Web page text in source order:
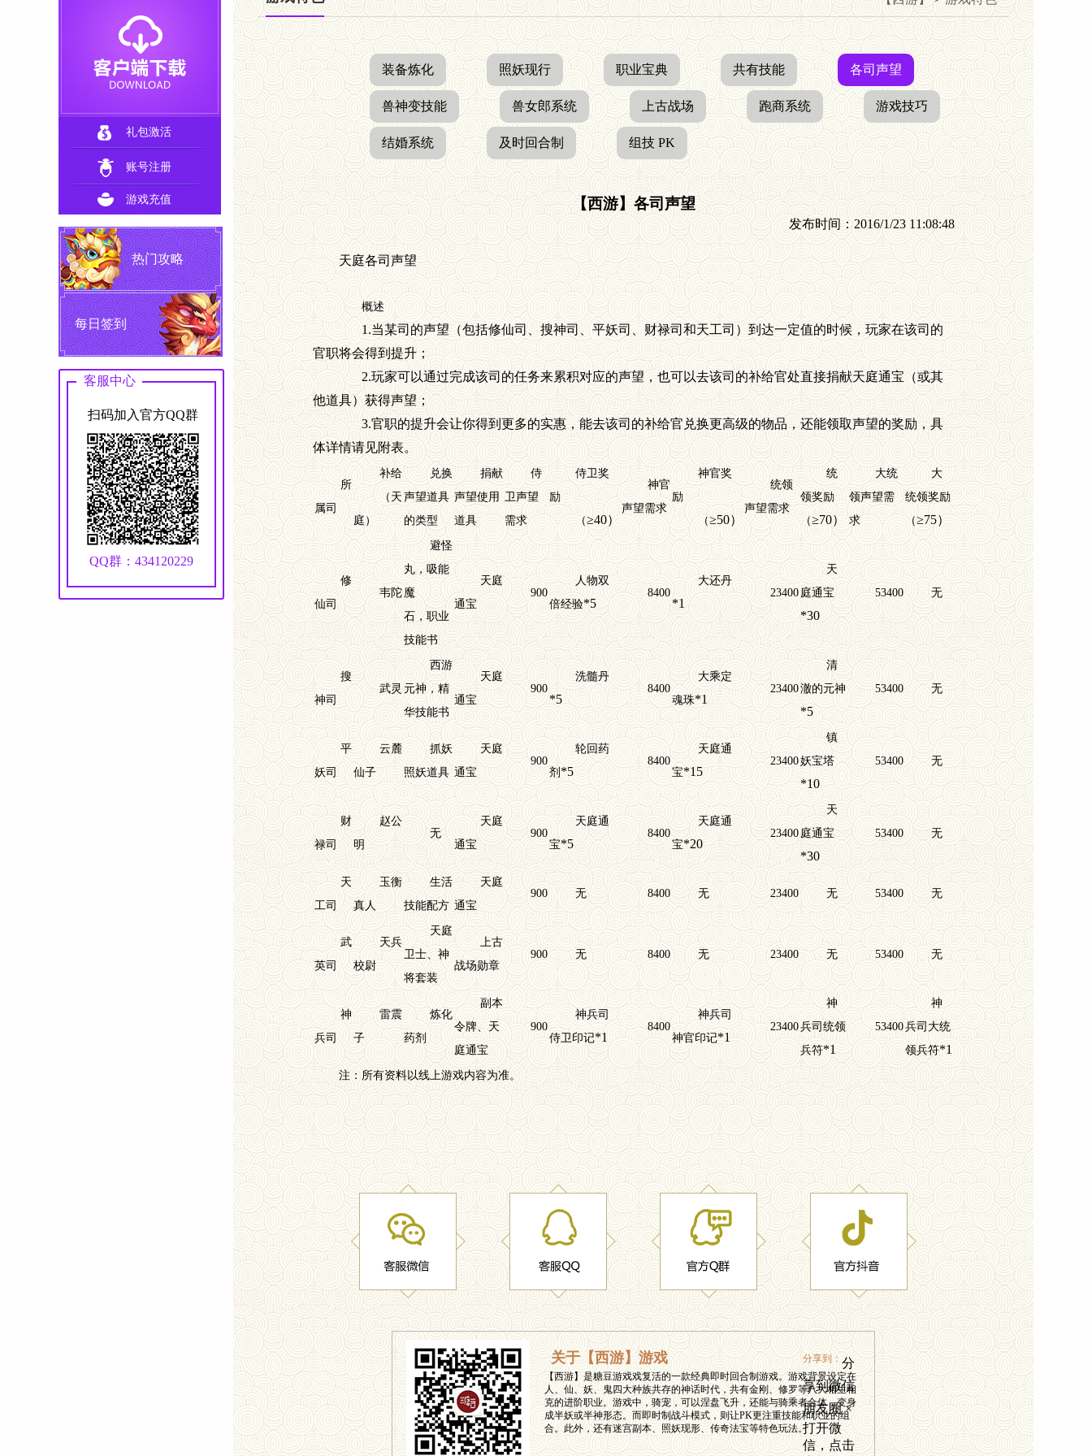
礼包激活
账号注册
游戏充值
热门攻略
每日签到
客服中心
扫码加入官方QQ群
QQ群：434120229
装备炼化 照妖现行 职业宝典 共有技能 各司声望
兽神变技能 兽女郎系统 上古战场 跑商系统 游戏技巧
结婚系统 及时回合制 组技 PK
【西游】各司声望
发布时间：2016/1/23 11:08:48
天庭各司声望
概述
1.当某司的声望（包括修仙司、搜神司、平妖司、财禄司和天工司）到达一定值的时候，玩家在该司的
官职将会得到提升；
2.玩家可以通过完成该司的任务来累积对应的声望，也可以去该司的补给官处直接捐献天庭通宝（或其
他道具）获得声望；
3.官职的提升会让你得到更多的实惠，能去该司的补给官兑换更高级的物品，还能领取声望的奖励，具
体详情请见附表。
所
属司
补给
（天
庭）
兑换
声望道具
的类型
捐献
声望使用
道具
侍
卫声望
需求
侍卫奖
励
（≥40）
神官
声望需求
神官奖
励
（≥50）
统领
声望需求
统
领奖励
（≥70）
大统
领声望需
求
大
统领奖励
（≥75）
修
仙司
韦陀
避怪
丸，吸能
魔
石，职业
技能书
天庭
通宝
900
人物双
倍经验*5
8400
大还丹
*1
23400
天
庭通宝
*30
53400 无
搜
神司
武灵
西游
元神，精
华技能书
天庭
通宝
900
洗髓丹
*5
8400
大乘定
魂珠*1
23400
清
澈的元神
*5
53400 无
平
妖司
云麓
仙子
抓妖
照妖道具
天庭
通宝
900
轮回药
剂 *5
8400
天庭通
宝*15
23400
镇
妖宝塔
*10
53400 无
财
禄司
赵公
明
无
天庭
通宝
900
天庭通
宝*5
8400
天庭通
宝*20
23400
天
庭通宝
*30
53400 无
天
工司
玉衡
真人
生活
技能配方
天庭
通宝
900 无 8400 无 23400 无 53400 无
武
英司
天兵
校尉
天庭
卫士、神
将套装
上古
战场勋章
900 无 8400 无 23400 无 53400 无
神
兵司
雷震
子
炼化
药剂
副本
令牌、天
庭通宝
900
神兵司
侍卫印记*1
8400
神兵司
神官印记*1
23400
神
兵司统领
兵符*1
53400
神
兵司大统
领兵符*1
注：所有资料以线上游戏内容为准。
关于【西游】游戏
【西游】是糖豆游戏戏复活的一款经典即时回合制游戏。游戏背景设定在
人、仙、妖、鬼四大种族共存的神话时代，共有金刚、修罗等八大相生相
克的进阶职业。游戏中，骑宠，可以涅盘飞升，还能与骑乘者合体，变身
成半妖或半神形态。而即时制战斗模式，则让PK更注重技能和职业的组
合。此外，还有迷宫副本、照妖现形、传奇法宝等特色玩法。
分享到： 分
享到微信
朋友圈 ×
打开微
信，点击